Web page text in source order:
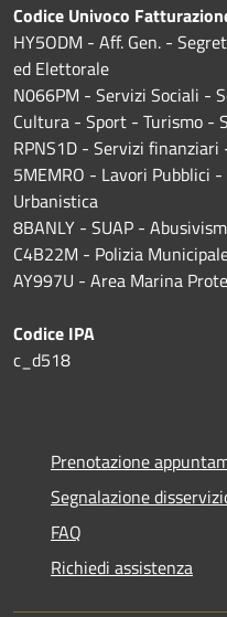
Codice Univoco
HY5ODM - Aff. Gen. -
ed Elettorale
N066PM - Servizi Sociali -
Cultura - Sport - Turismo -
RPNS1D - Servizi finanziari
5MEMRO - Lavori Pubblici
Urbanistica
8BANLY - SUAP -
C4B22M - Polizia
AY997U - Area Marina
Codice IPA
c_d518
Prenotazione
Segnalazione
FAQ
Richiedi assistenza